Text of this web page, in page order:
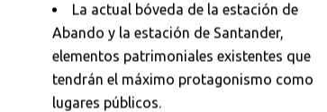
La actual bóveda de la estación de
Abando y la estación de Santander,
elementos patrimoniales existentes que
tendrán el máximo protagonismo como
lugares públicos.